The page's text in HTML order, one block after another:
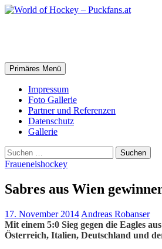
Zum
Suchen
Primäres Menü
Impressum
Foto Gallerie
Partner und Referenzen
Datenschutz
Gallerie
Suchen
nach:
Fraueneishockey
Sabres aus Wien
17. November 2014 Andreas Robanser
Mit einem 5:0 Sieg gegen die Eagles
Österreich, Italien, Deutschland und